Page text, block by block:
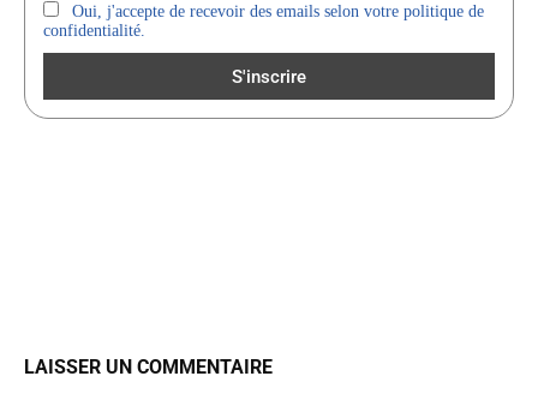
Oui, j'accepte de recevoir des emails selon votre politique de
confidentialité.
LAISSER UN COMMENTAIRE